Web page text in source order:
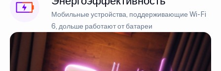
Мобильные устройства, поддерживающие Wi-Fi
6, дольше работают от батареи